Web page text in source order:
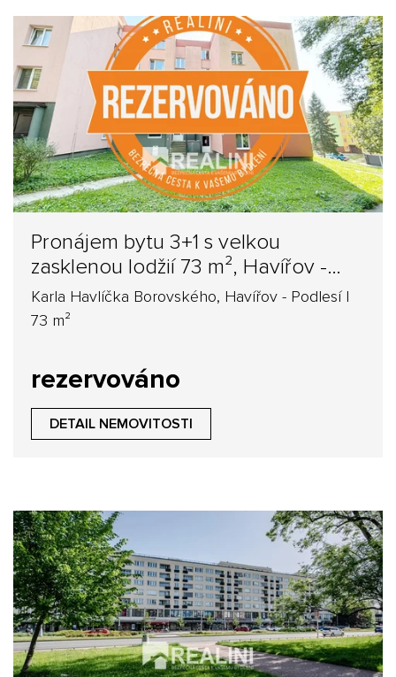
Pronájem bytu 3+1 s velkou
zasklenou lodžií 73 m², Havířov -
Podlesí
Karla Havlíčka Borovského, Havířov - Podlesí |
73 m²
rezervováno
DETAIL NEMOVITOSTI